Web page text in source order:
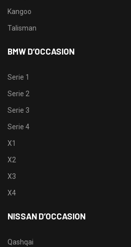
Kangoo
Talisman
BMW D’OCCASION
Serie 1
Serie 2
Serie 3
Serie 4
X1
X2
X3
X4
NISSAN D’OCCASION
Qashqai